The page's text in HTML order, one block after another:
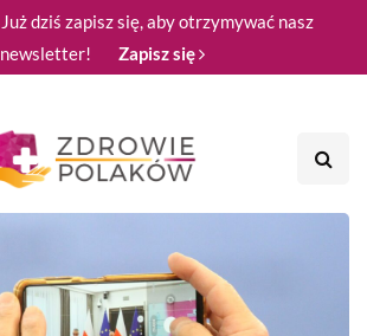
Już dziś zapisz się, aby otrzymywać nasz
newsletter!
Zapisz się